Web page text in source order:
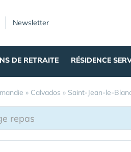
Newsletter
DE RETRAITE RÉSIDENCE
» Calvados » Saint-Jean-le-